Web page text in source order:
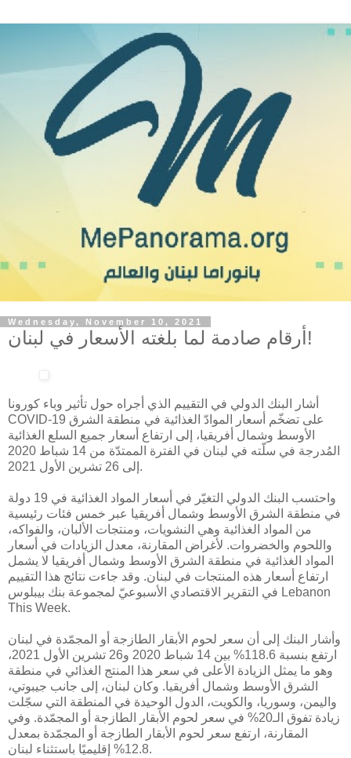
Wednesday, November 10, 2021
أرقام صادمة لما بلغته الأسعار في لبنان!
أشار البنك الدولي في التقييم الذي أجراه حول تأثير وباء كورونا
COVID-19 على تضخّم أسعار الموادّ الغذائية في منطقة الشرق
الأوسط وشمال أفريقيا، إلى ارتفاع أسعار جميع السلع الغذائية
المُدرجة في سلّته في لبنان في الفترة الممتدّة من 14 شباط 2020
إلى 26 تشرين الأول 2021.
واحتسب البنك الدولي التغيّر في أسعار المواد الغذائية في 19 دولة
في منطقة الشرق الأوسط وشمال أفريقيا عبر خمس فئات رئيسية
من المواد الغذائية وهي النشويات، ومنتجات الألبان، والفواكه،
واللحوم والخضروات. لأغراض المقارنة، معدل الزيادات في أسعار
المواد الغذائية في منطقة الشرق الأوسط وشمال أفريقيا لا يشمل
ارتفاع أسعار هذه المنتجات في لبنان. وقد جاءت نتائج هذا التقييم
في التقرير الاقتصادي الأسبوعيّ لمجموعة بنك بيبلوس Lebanon
This Week.
وأشار البنك إلى أن سعر لحوم الأبقار الطازجة أو المجمّدة في لبنان
ارتفع بنسبة 118.6% بين 14 شباط 2020 و26 تشرين الأول 2021،
وهو ما يمثل الزيادة الأعلى في سعر هذا المنتج الغذائي في منطقة
الشرق الأوسط وشمال أفريقيا. وكان لبنان، إلى جانب جيبوتي،
واليمن، وسوريا، والكويت، الدول الوحيدة في المنطقة التي سجّلت
زيادة تفوق الـ20% في سعر لحوم الأبقار الطازجة أو المجمّدة. وفي
المقارنة، ارتفع سعر لحوم الأبقار الطازجة أو المجمّدة بمعدل
12.8% إقليميًا باستثناء لبنان.